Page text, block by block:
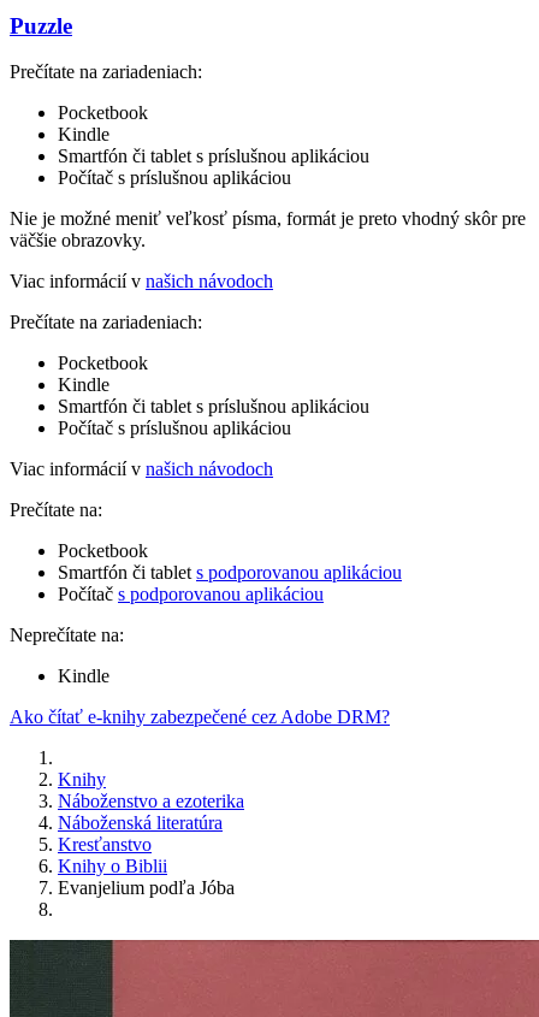
Puzzle
Prečítate na zariadeniach:
Pocketbook
Kindle
Smartfón či tablet s príslušnou aplikáciou
Počítač s príslušnou aplikáciou
Nie je možné meniť veľkosť písma, formát je preto vhodný skôr pre
väčšie obrazovky.
Viac informácií v našich návodoch
Prečítate na zariadeniach:
Pocketbook
Kindle
Smartfón či tablet s príslušnou aplikáciou
Počítač s príslušnou aplikáciou
Viac informácií v našich návodoch
Prečítate na:
Pocketbook
Smartfón či tablet s podporovanou aplikáciou
Počítač s podporovanou aplikáciou
Neprečítate na:
Kindle
Ako čítať e-knihy zabezpečené cez Adobe DRM?
Knihy
Náboženstvo a ezoterika
Náboženská literatúra
Kresťanstvo
Knihy o Biblii
Evanjelium podľa Jóba